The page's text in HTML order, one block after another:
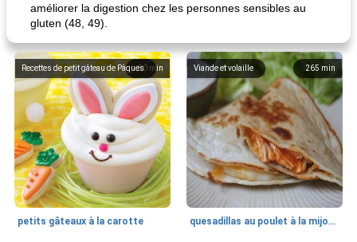
améliorer la digestion chez les personnes sensibles au
gluten (48, 49).
80 min
Recettes de petit gâteau de Pâques
petits gâteaux à la carotte
265 min
Viande et volaille
quesadillas au poulet à la mijoteuse